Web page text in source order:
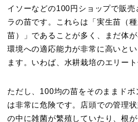
イソーなどの100円ショップで販売
ラの苗です。これらは「実生苗（
苗）」であることが多く、まだ体
環境への適応能力が非常に高いと
ます。いわば、水耕栽培のエリート
ただし、100均の苗をそのままド
は非常に危険です。店頭での管理
の中に雑菌が繁殖していたり、根